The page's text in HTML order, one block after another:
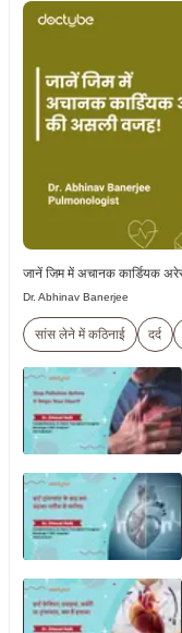
जानें जिम में अचानक कार्डियक
Dr. Abhinav Banerjee
सांस लेने में कठिनाई दर्द